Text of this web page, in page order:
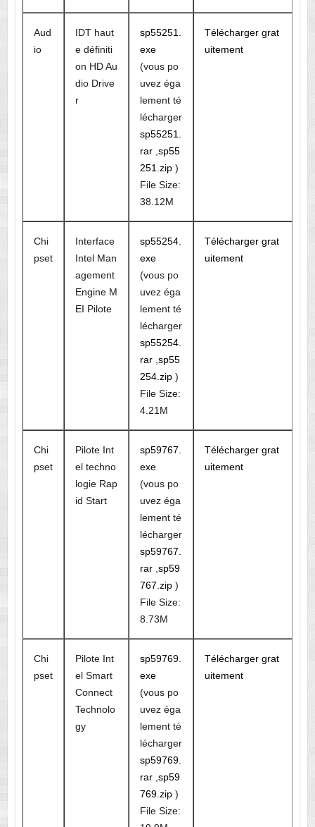
Aud
io
IDT haut
e définiti
on HD Au
dio Drive
r
sp55251.
exe
(vous po
uvez éga
lement té
lécharger
sp55251.
rar, sp55
251.zip)
File Size:
38.12M
Télécharger grat
uitement
Chi
pset
Interface
Intel Man
agement
Engine M
EI Pilote
sp55254.
exe
(vous po
uvez éga
lement té
lécharger
sp55254.
rar, sp55
254.zip)
File Size:
4.21M
Télécharger grat
uitement
Chi
pset
Pilote Int
el techno
logie Rap
id Start
sp59767.
exe
(vous po
uvez éga
lement té
lécharger
sp59767.
rar, sp59
767.zip)
File Size:
8.73M
Télécharger grat
uitement
Chi
pset
Pilote Int
el Smart
Connect
Technolo
gy
sp59769.
exe
(vous po
uvez éga
lement té
lécharger
sp59769.
rar, sp59
769.zip)
File Size:
Télécharger grat
uitement